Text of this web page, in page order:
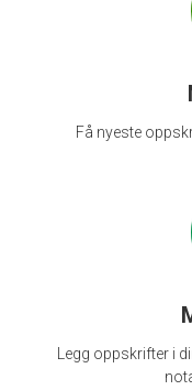
Få nyeste
Legg oppskrifter i